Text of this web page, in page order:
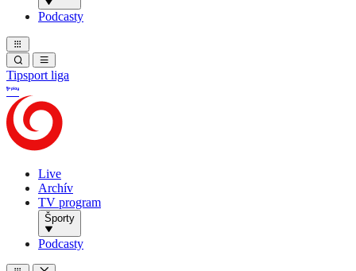
Podcasty
Tipsport liga
Live
Archív
TV program
Športy
Podcasty